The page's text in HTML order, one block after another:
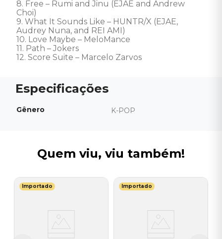
8. Free – Rumi and Jinu (EJAE and Andrew
Choi)
9. What It Sounds Like – HUNTR/X (EJAE,
Audrey Nuna, and REI AMI)
10. Love Maybe – MeloMance
11. Path – Jokers
12. Score Suite – Marcelo Zarvos
Gênero K-POP
Quem viu, viu também!
Importado Importado